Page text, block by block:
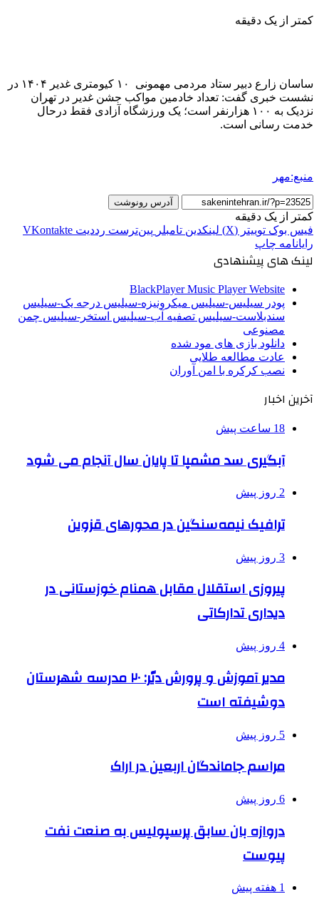
کمتر از یک دقیقه
ساسان زارع دبیر ستاد مردمی مهمونی ۱۰ کیومتری غدیر ۱۴۰۴ در
نشست خبری گفت: تعداد خادمین مواکب جشن غدیر در تهران
نزدیک به ۱۰۰ هزارنفر است؛ یک ورزشگاه آزادی فقط درحال
خدمت رسانی است.
منبع:مهر
آدرس رونوشت
کمتر از یک دقیقه
فیس بوک توییتر (X) لینکدین ‫تامبلر ‫پین‌ترست ‫رددیت ‫VKontakte
رایانامه چاپ
لینک های پیشنهادی
BlackPlayer Music Player Website
پودر سیلیس-سیلیس میکرونیزه-سیلیس درجه یک-سیلیس
سندبلاست-سیلیس تصفیه آب-سیلیس استخر-سیلیس چمن
مصنوعی
دانلود بازی های مود شده
عادت مطالعه طلایی
نصب کرکره با امن آوران
آخرین اخبار
18 ساعت پیش
آبگیری سد مشمپا تا پایان سال آنجام می شود
2 روز پیش
ترافیک نیمه‌سنگین در محورهای قزوین
3 روز پیش
پیروزی استقلال مقابل همنام خوزستانی در
دیداری تدارکاتی
4 روز پیش
مدیر آموزش و پرورش دیّر: ۲۰ مدرسه شهرستان
دوشیفته است
5 روز پیش
مراسم جاماندگان اربعین در اراک
6 روز پیش
دروازه بان سابق پرسپولیس به صنعت نفت
پیوست
1 هفته پیش